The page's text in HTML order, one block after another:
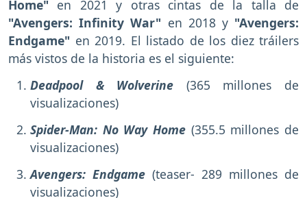
Home" en 2021 y otras cintas de la talla de
"Avengers: Infinity War" en 2018 y "Avengers:
Endgame" en 2019. El listado de los diez tráilers
más vistos de la historia es el siguiente:
Deadpool & Wolverine (365 millones de
visualizaciones)
Spider-Man: No Way Home (355.5 millones de
visualizaciones)
Avengers: Endgame (teaser- 289 millones de
visualizaciones)